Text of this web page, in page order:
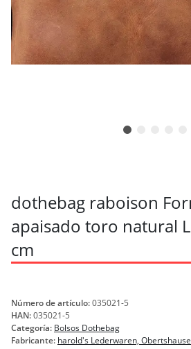
dothebag raboison
apaisado toro natural
cm
Número de artículo:035021-5
HAN:035021-5
Categoría: Bolsos Dothebag
Fabricante: harold's Lederwaren,